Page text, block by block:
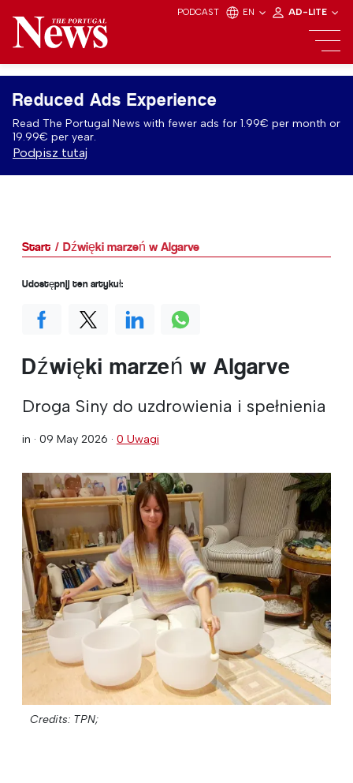
PODCAST EN AD-LITE
Reduced Ads Experience
Read The Portugal News with fewer ads for 1.99€ per month or
19.99€ per year.
Podpisz tutaj
Start Dźwięki marzeń w Algarve
Dźwięki marzeń w Algarve
Droga Siny do uzdrowienia i spełnienia
in · 09 May 2026 · 0 Uwagi
Credits: TPN;
Udostępnij ten artykuł: